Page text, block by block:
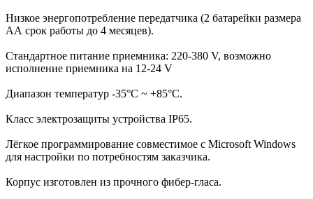
Низкое энергопотребление передатчика (2 батарейки размера
АА срок работы до 4 месяцев).
Стандартное питание приемника: 220-380 V, возможно
исполнение приемника на 12-24 V
Диапазон температур -35°С ~ +85°С.
Класс электрозащиты устройства IP65.
Лёгкое программирование совместимое с Microsoft Windows
для настройки по потребностям заказчика.
Корпус изготовлен из прочного фибер-гласа.